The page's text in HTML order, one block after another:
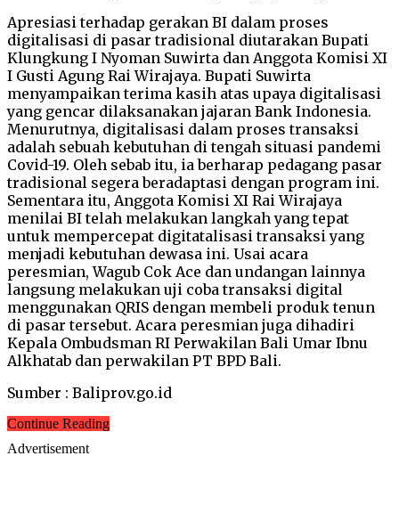
Apresiasi terhadap gerakan BI dalam proses
digitalisasi di pasar tradisional diutarakan Bupati
Klungkung I Nyoman Suwirta dan Anggota Komisi XI
I Gusti Agung Rai Wirajaya. Bupati Suwirta
menyampaikan terima kasih atas upaya digitalisasi
yang gencar dilaksanakan jajaran Bank Indonesia.
Menurutnya, digitalisasi dalam proses transaksi
adalah sebuah kebutuhan di tengah situasi pandemi
Covid-19. Oleh sebab itu, ia berharap pedagang pasar
tradisional segera beradaptasi dengan program ini.
Sementara itu, Anggota Komisi XI Rai Wirajaya
menilai BI telah melakukan langkah yang tepat
untuk mempercepat digitatalisasi transaksi yang
menjadi kebutuhan dewasa ini. Usai acara
peresmian, Wagub Cok Ace dan undangan lainnya
langsung melakukan uji coba transaksi digital
menggunakan QRIS dengan membeli produk tenun
di pasar tersebut. Acara peresmian juga dihadiri
Kepala Ombudsman RI Perwakilan Bali Umar Ibnu
Alkhatab dan perwakilan PT BPD Bali.
Sumber : Baliprov.go.id
Continue Reading
Advertisement